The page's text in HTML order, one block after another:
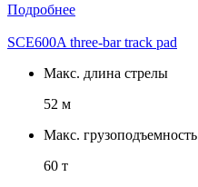
Подробнее
SCE600A three-bar track pad
Макс. длина стрелы
52 м
Макс. грузоподъемность
60 т